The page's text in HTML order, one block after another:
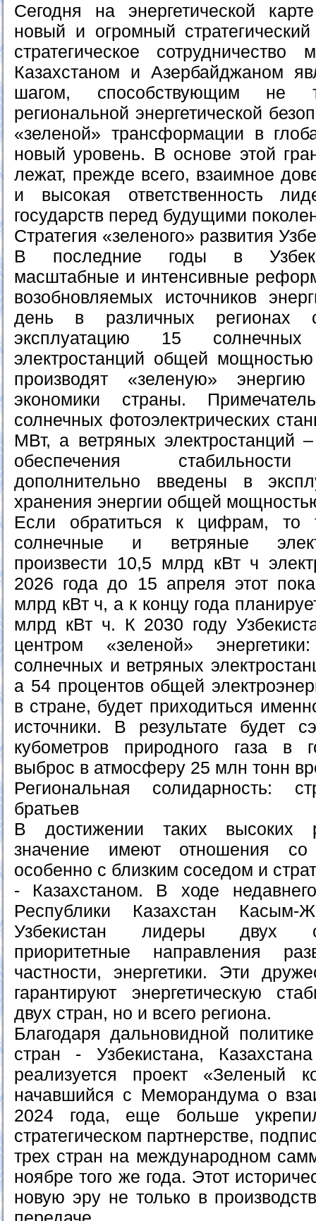
Сегодня на энергетической
новый и огромный
стратегическое сотрудничество
Казахстаном и Азербайджаном
шагом, способствующим не
региональной энергетической
«зеленой» трансформации в
новый уровень. В основе этой
лежат, прежде всего, взаимное
и высокая ответственность
государств перед будущими
Стратегия «зеленого» развития
В последние годы в
масштабные и интенсивные
возобновляемых источников
день в различных регионах
эксплуатацию 15
электростанций общей
производят «зеленую»
экономики страны.
солнечных фотоэлектрических
МВт, а ветряных
обеспечения стабильности
дополнительно введены в
хранения энергии общей
Если обратиться к цифрам, то
солнечные и ветряные
произвести 10,5 млрд кВт ч
2026 года до 15 апреля этот
млрд кВт ч, а к концу года
млрд кВт ч. К 2030 году
центром «зеленой»
солнечных и ветряных
а 54 процентов общей
в стране, будет приходиться
источники. В результате будет
кубометров природного газа в
выброс в атмосферу 25 млн тонн
Региональная солидарность:
братьев
В достижении таких высоких
значение имеют отношения со
особенно с близким соседом и
- Казахстаном. В ходе
Республики Казахстан
Узбекистан лидеры двух
приоритетные направления
частности, энергетики. Эти
гарантируют энергетическую
двух стран, но и всего региона.
Благодаря дальновидной
стран - Узбекистана,
реализуется проект «Зеленый
начавшийся с Меморандума о
2024 года, еще больше
стратегическом партнерстве,
трех стран на международном
ноябре того же года. Этот
новую эру не только в